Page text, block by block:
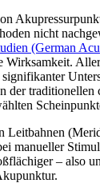
nicht
(German
Wirksamkeit.
der traditionellen
Leitbahnen
manueller
– also